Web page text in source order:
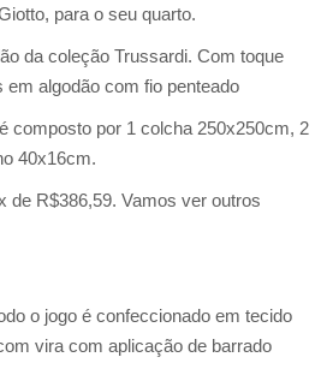
para o seu quarto.
da coleção Trussardi. Com toque
algodão com fio penteado
composto por 1 colcha 250x250cm, 2
40x16cm.
de R$386,59. Vamos ver outros
o jogo é confeccionado em tecido
vira com aplicação de barrado